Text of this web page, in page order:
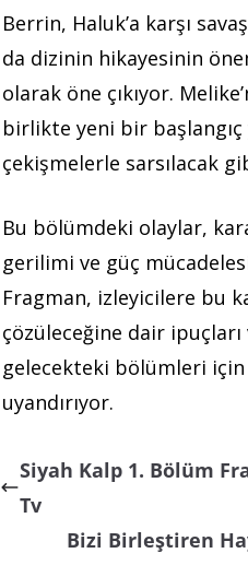
Berrin, Haluk’a karşı
da dizinin hikayesinin
olarak öne çıkıyor.
birlikte yeni bir
çekişmelerle sarsılacak
Bu bölümdeki olaylar,
gerilimi ve güç
Fragman, izleyicilere bu
çözüleceğine dair
gelecekteki bölümleri
uyandırıyor.
Siyah Kalp 1. Bölüm
Tv
Bizi Birleştiren